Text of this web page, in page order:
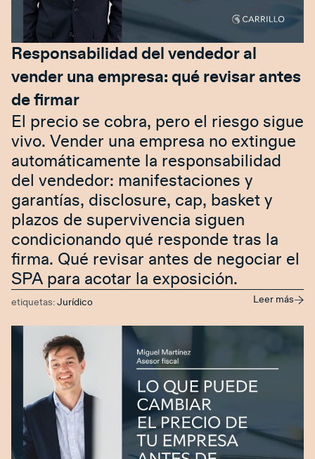
Responsabilidad del vendedor al
vender una empresa: qué revisar antes
de firmar
El precio se cobra, pero el riesgo sigue
vivo. Vender una empresa no extingue
automáticamente la responsabilidad
del vendedor: manifestaciones y
garantías, disclosure, cap, basket y
plazos de supervivencia siguen
condicionando qué responde tras la
firma. Qué revisar antes de negociar el
SPA para acotar la exposición.
etiquetas: Jurídico Leer más